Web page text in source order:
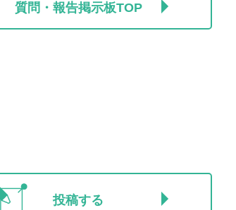
質問・報告掲示板TOP
投稿する